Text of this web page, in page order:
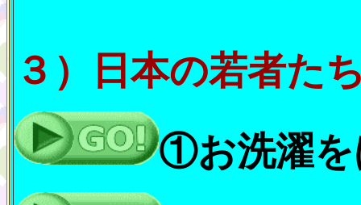
３）
日本の若者た
①お洗濯を